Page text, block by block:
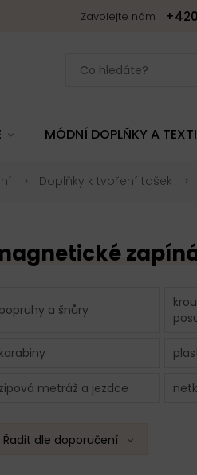
Zavolejte nám
MÓDNÍ DOPLŇKY A
Doplňky k tvoření tašek
popruhy a šnůry
karabiny
zipová metráž a jezdce
Řadit dle doporučení